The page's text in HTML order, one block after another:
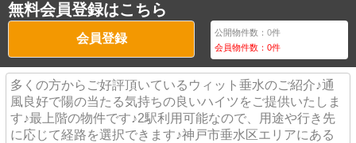
無料会員登録はこちら
会員登録 公開物件数：0件
会員物件数：0件
多くの方からご好評頂いているウィット垂水のご紹介♪通
風良好で陽の当たる気持ちの良いハイツをご提供いたしま
す♪最上階の物件です♪2駅利用可能なので、用途や行き先
に応じて経路を選択できます♪神戸市垂水区エリアにある